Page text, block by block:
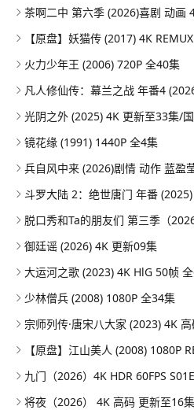
茶啊二中 第六季 (2026)喜剧 动画
火力少年王 (2006) 720P 全40集
光阴之外 (2025) 4K 更新至33集/
镜花缘 (1991) 1440P 全4集
御廷谣 (2026) 4K 更新09集
大运河之歌 (2023) 4K HlG 50帧
少林僧兵 (2008) 1080P 全34集
宗师列传·唐宋八大家 (2023) 4K
将夜（2026） 4K 高码 更新至16集